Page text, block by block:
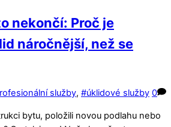
nekončí: Proč je
náročnější, než se
služby, #úklidové služby 0
bytu, položili novou podlahu nebo